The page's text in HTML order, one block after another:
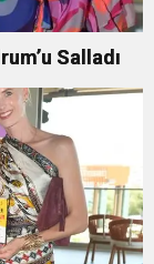
Salladı